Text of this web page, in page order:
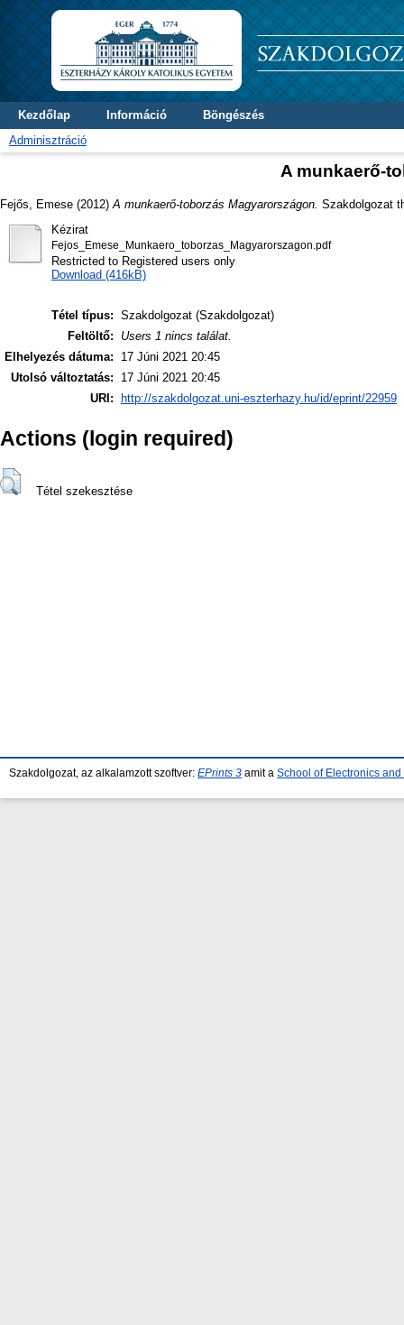
Kezdőlap Információ
Böngészés
Adminisztráció
A munkaerő-
Fejős, Emese (2012) A munkaerő-toborzás Magyarországon. Szakdolgozat
Kézirat
Fejos_Emese_Munkaero_toborzas_Magyarorszagon.pdf
Restricted to Registered users only
Download (416kB)
Tétel típus: Szakdolgozat (Szakdolgozat)
Feltöltő:
Users 1 nincs találat.
Elhelyezés dátuma:
17 Júni 2021 20:45
Utolsó változtatás:
17 Júni 2021 20:45
URI:
http://szakdolgozat.uni-eszterhazy.hu/id/eprint/22959
Actions (login required)
Tétel szekesztése
Szakdolgozat, az alkalamzott szoftver: EPrints 3 amit a School of Electronics